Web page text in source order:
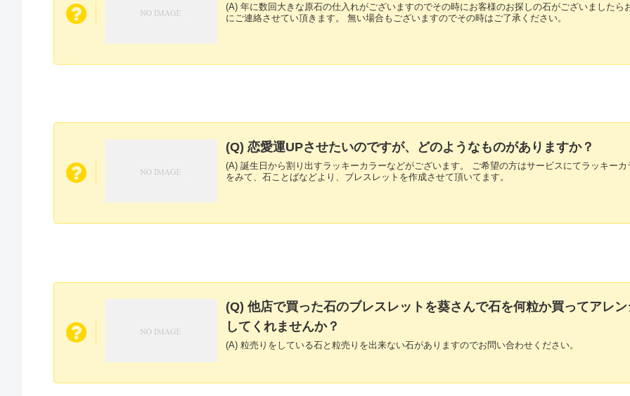
(A) 年に数回大きな原石の仕入れがございますのでその時にお客様のお探しの石がございましたら
にご連絡させてい頂きます。 無い場合もございますのでその時はご了承ください。
(Q) 恋愛運UPさせたいのですが、どのようなものがありますか？
(A) 誕生日から割り出すラッキーカラーなどがございます。 ご希望の方はサービスにてラッキーカ
をみて、石ことばなどより、ブレスレットを作成させて頂いてます。
(Q) 他店で買った石のブレスレットを葵さんで石を何粒か買ってアレン
してくれませんか？
(A) 粒売りをしている石と粒売りを出来ない石がありますのでお問い合わせください。